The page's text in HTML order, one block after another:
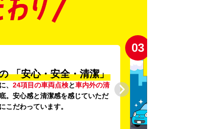
「安心・安全・清潔」
、 24項目の車両点検と車内外の清
。安心感と清潔感を感じていただ
こだわっています。
03